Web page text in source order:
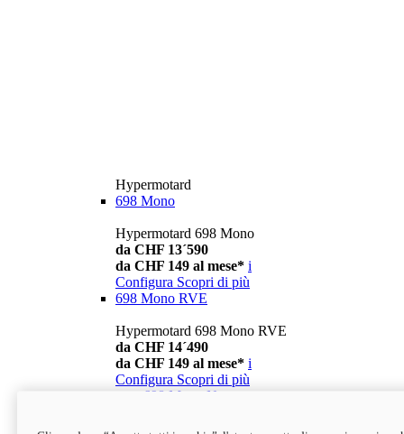
Hypermotard
698 Mono
Hypermotard 698 Mono
da CHF 13´590
da CHF 149 al mese* i
Configura Scopri di più
698 Mono RVE
Hypermotard 698 Mono RVE
da CHF 14´490
da CHF 149 al mese* i
Configura Scopri di più
698 Mono Nera
Hypermotard 698 Mono Nera